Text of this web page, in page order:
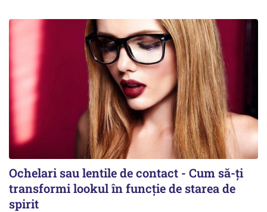
Ochelari sau lentile de contact - Cum să-ți
transformi lookul în funcție de starea de
spirit